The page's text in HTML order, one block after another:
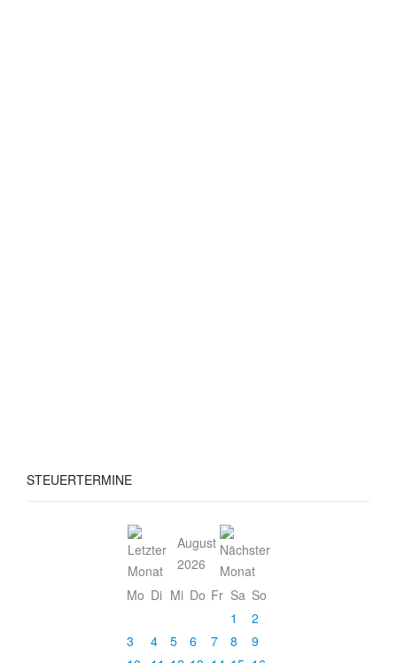
STEUERTERMINE
August
2026
Mo Di Mi Do Fr Sa So
1
2
3
4 5 6 7 8
9